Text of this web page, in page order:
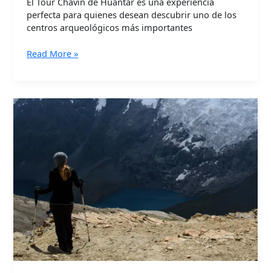
perfecta para quienes desean descubrir uno de los
centros arqueológicos más importantes
Read More »
Tour
Ausangate:
Trekking
entre
Montañas
y
Lagunas
Turquesas